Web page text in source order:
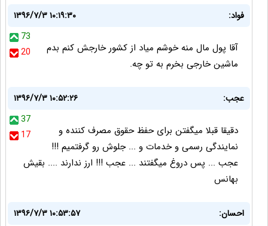
فواد:
۱۳۹۶/۷/۳ ۱۰:۱۹:۳۰
73
20
آقا پول مال منه خوشم میاد از کشور خارجش کنم بدم
ماشین خارجی بخرم به تو چه.
عجب:
۱۳۹۶/۷/۳ ۱۰:۵۲:۲۶
37
17
دقیقا قبلا میگفتن برای حفظ حقوق مصرف کننده و
نمایندگی رسمی و خدمات و ... جلوش رو گرفتمیم !!!
عجب ... پس دروغ میگفتند ... عجب !!! ارز ندارند .... بقیش
بهانس
احسان:
۱۳۹۶/۷/۳ ۱۰:۵۳:۵۷